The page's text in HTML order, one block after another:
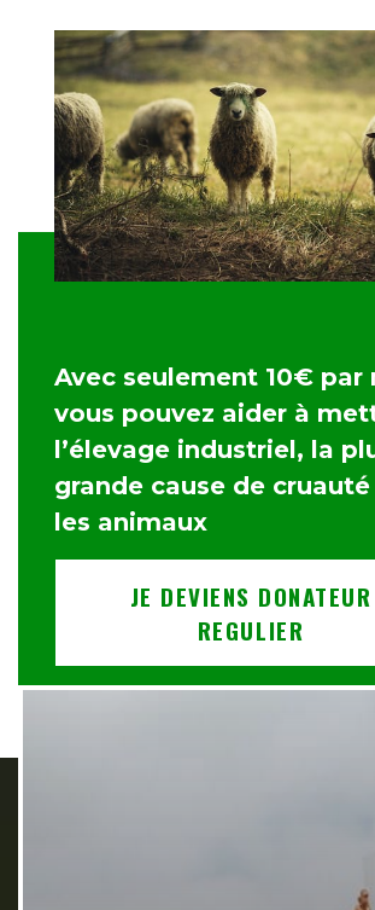
Avec seulement 10€ par
vous pouvez aider à
l’élevage industriel, la
grande cause de cruauté
les animaux
JE DEVIENS DONATEUR
REGULIER